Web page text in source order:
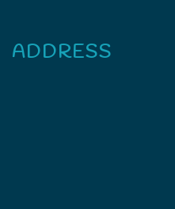
ADDRESS